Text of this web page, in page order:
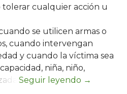
tolerar cualquier acción u
se utilicen armas o
cuando intervengan
y cuando la víctima sea
niña, niño,